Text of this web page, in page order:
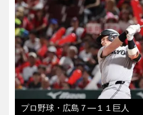
プロ野球・広島７―１１巨人